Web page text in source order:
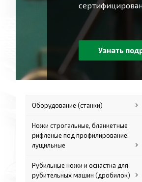
Узнать
Оборудование (станки)
Ножи строгальные, бланкетные
рифленые под профилирование,
лущильные
Рубильные ножи и оснастка для
рубительных машин (дробилок)